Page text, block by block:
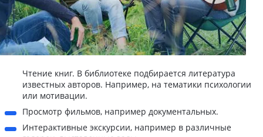
Чтение книг. В библиотеке подбирается литература
известных авторов. Например, на тематики психологии
или мотивации.
Просмотр фильмов, например документальных.
Интерактивные экскурсии, например в различные